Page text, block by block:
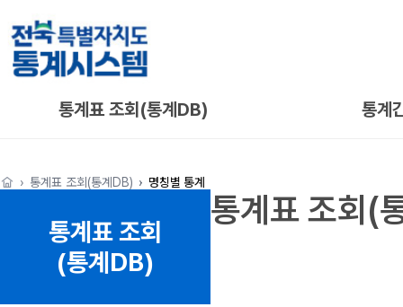
통계표 조회(통계DB) 통계
통계표 조회(통계DB) 명칭별 통계
통계표 조회
(통계DB)
통계표 조회(